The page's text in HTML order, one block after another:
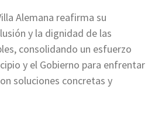
Alemana reafirma su
y la dignidad de las
consolidando un esfuerzo
y el Gobierno para enfrentar
soluciones concretas y